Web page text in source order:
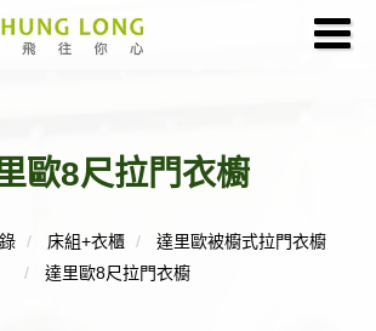
歐8尺拉門衣櫥
床組+衣櫃
達里歐被櫥式拉門衣櫥
達里歐8尺拉門衣櫥